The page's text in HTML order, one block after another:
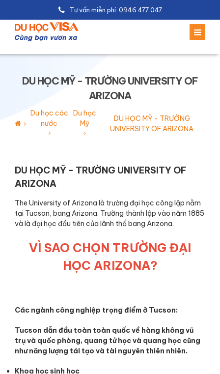
Tư vấn miễn phí: 0946 477 047
DU HỌC MỸ - TRƯỜNG UNIVERSITY OF
ARIZONA
Du học các
nước
Du học
Mỹ
DU HỌC MỸ - TRƯỜNG
UNIVERSITY OF ARIZONA
DU HỌC MỸ - TRƯỜNG UNIVERSITY OF
ARIZONA
The University of Arizona là trường đại học công lập nằm
tại Tucson, bang Arizona. Trường thành lập vào năm 1885
và là đại học đầu tiên của lãnh thổ bang Arizona.
VÌ SAO CHỌN TRƯỜNG ĐẠI
HỌC ARIZONA?
Các ngành công nghiệp trọng điểm ở Tucson:
Tucson dẫn đầu toàn toàn quốc về hàng không vũ
trụ và quốc phòng, quang tử học và quang học cũng
như năng lượng tái tạo và tài nguyên thiên nhiên.
Khoa học sinh học